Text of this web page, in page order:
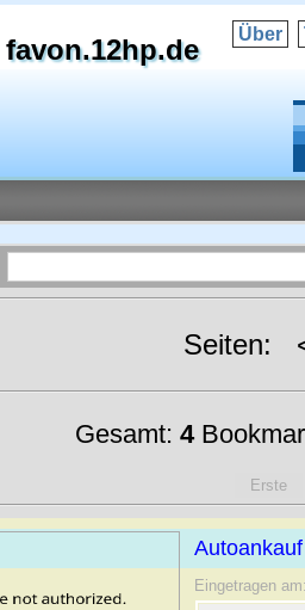
favon.12hp.de Über
Seiten:
Gesamt: 4
Erste
Eingetragen